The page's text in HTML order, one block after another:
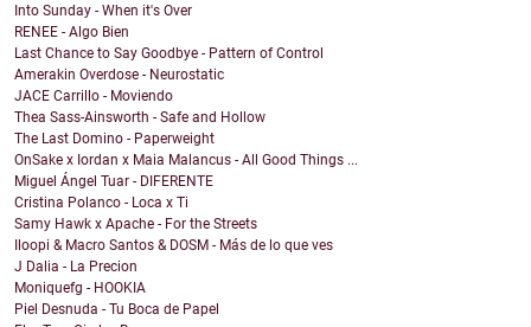
Into Sunday - When it's Over
RENEE - Algo Bien
Last Chance to Say Goodbye - Pattern of Control
Amerakin Overdose - Neurostatic
JACE Carrillo - Moviendo
Thea Sass-Ainsworth - Safe and Hollow
The Last Domino - Paperweight
OnSake x Iordan x Maia Malancus - All Good Things ...
Miguel Ángel Tuar - DIFERENTE
Cristina Polanco - Loca x Ti
Samy Hawk x Apache - For the Streets
Iloopi & Macro Santos & DOSM - Más de lo que ves
J Dalia - La Precion
Moniquefg - HOOKIA
Piel Desnuda - Tu Boca de Papel